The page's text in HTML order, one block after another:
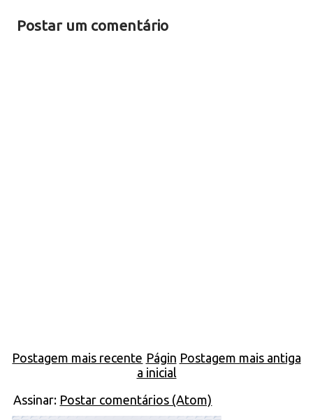
Postar um comentário
Postagem mais recente Postagem mais antiga
Págin
a inicial
Assinar: Postar comentários (Atom)